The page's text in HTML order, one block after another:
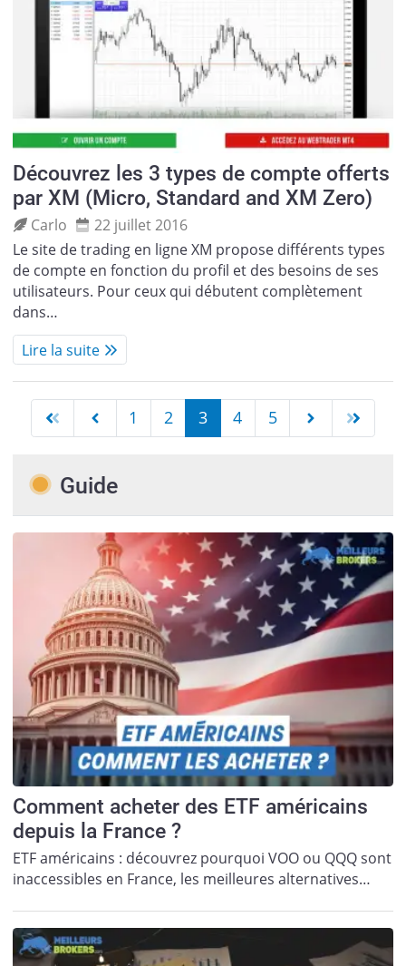
Découvrez les 3 types de compte offerts
par XM (Micro, Standard and XM Zero)
Carlo
22 juillet 2016
Le site de trading en ligne XM propose différents types
de compte en fonction du profil et des besoins de ses
utilisateurs. Pour ceux qui débutent complètement
dans…
Lire la suite
1 2 3 4 5
Guide
Comment acheter des ETF américains
depuis la France ?
ETF américains : découvrez pourquoi VOO ou QQQ sont
inaccessibles en France, les meilleures alternatives…